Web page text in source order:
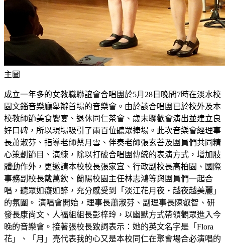
主圖
成立一年多的女教職聯誼會合唱團於5月28日晚間7時在淡水校
園文錙音樂廳舉辦首場的音樂會。由於該合唱團已於校外及本
校教師節美食饗宴、退休同仁茶會、歲末聯歡會演出並建立良
好口碑，所以現場吸引了兩百位聽眾捧場。此次音樂會經理事
長蕭淑芬、指導老師蔡月雪、伴奏老師張玄菩及團員們共同精
心策劃節目、演練，除以打破合唱團傳統的表演方式，增加肢
體動作外，更邀請本校校長張家宜、行政副校長高柏園、國際
事務副校長戴萬欽、蘭陽校園主任林志鴻等與團員們一起合
唱，聽眾如癡如醉，充分感受到「淡江花月夜‧越夜越美麗」
的氛圍。 演唱會開始，理事長蕭淑芬、副理事長陳叡智、研
發長康尚文、人福組組長彭梓玲，以幽默方式帶領觀眾進入今
晚的音樂會。接著張校長致詞表示：她的英文名字是「Flora
花」、「月」亮代表我的心又是本校同仁在聚會場合必演唱的